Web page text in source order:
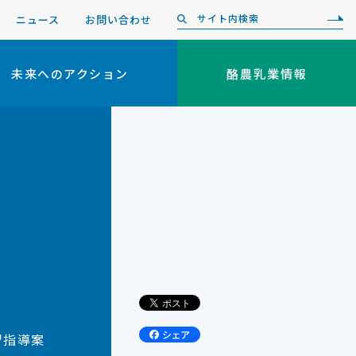
ニュース お問い合わせ
未来へのアクション 酪農乳業情報
導案